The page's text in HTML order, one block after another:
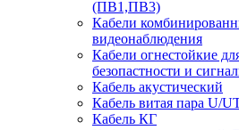
(ПВ1,ПВ3)
Кабели
видеонаблюдения
Кабели огнестойкие
безопастности и
Кабель акустический
Кабель витая пара U/
Кабель КГ